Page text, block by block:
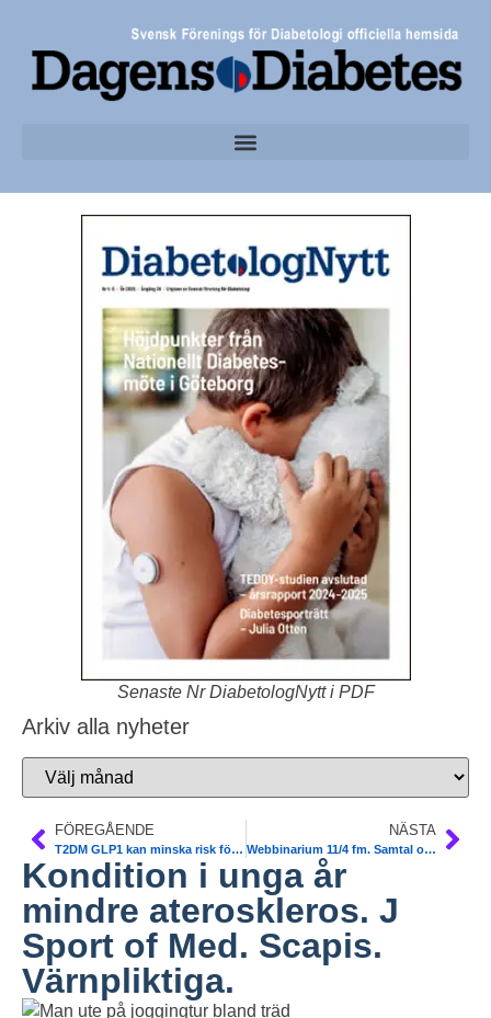
Senaste Nr DiabetologNytt i PDF
Arkiv alla nyheter
FÖREGÅENDE
T2DM GLP1 kan minska risk för leversjukdom. Karolinska. Gut
NÄSTA
Webbinarium 11/4 fm. Samtal om levnadsvanor. SoS
Kondition i unga år
mindre ateroskleros. J
Sport of Med. Scapis.
Värnpliktiga.